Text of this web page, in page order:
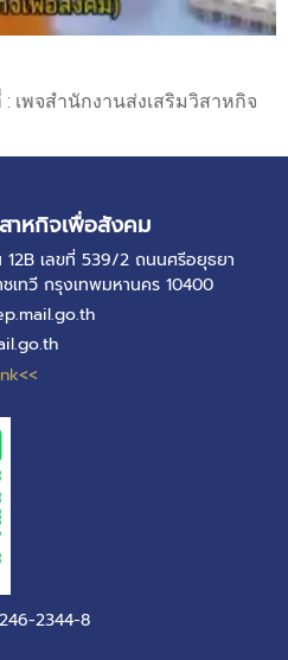
: เพจสำนักงานส่งเสริมวิสาหกิจ
าหกิจเพื่อสังคม
เลขที่ 539/2 ถนนศรีอยุธยา
เทวี กรุงเทพมหานคร 10400
2344-8